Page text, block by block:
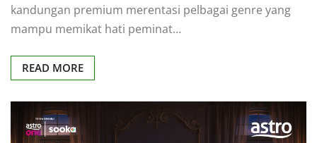
kandungan premium merentasi pelbagai genre yang
mampu memikat hati peminat…
READ MORE